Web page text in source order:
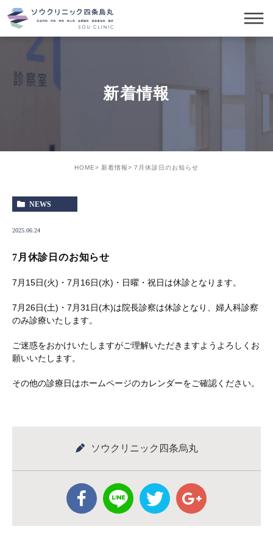
新着情報
HOME 新着情報 7月休診日のお知らせ
NEWS
2025.06.24
7月休診日のお知らせ
7月15日(火)・7月16日(水)・日曜・祝日は休診となります。
7月26日(土)・7月31日(木)は院長診察は休診となり、婦人科診察
のみ診療いたします。
ご迷惑をおかけいたしますがご理解いただきますようよろしくお
願いいたします。
その他の診療日はホームページのカレンダーをご確認ください。
ソウクリニック四条烏丸